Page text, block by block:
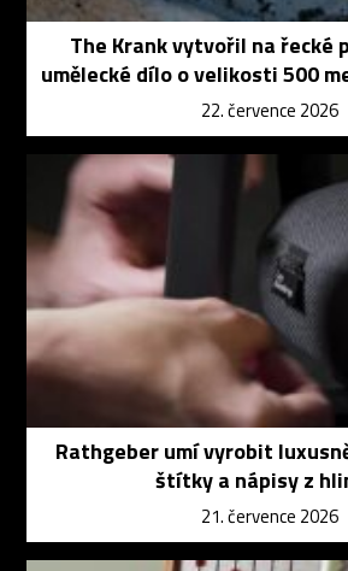
The Krank vytvořil na řecké
umělecké dílo o velikosti 500
22. července 2026
Rathgeber umí vyrobit
štítky a nápisy z
21. července 2026